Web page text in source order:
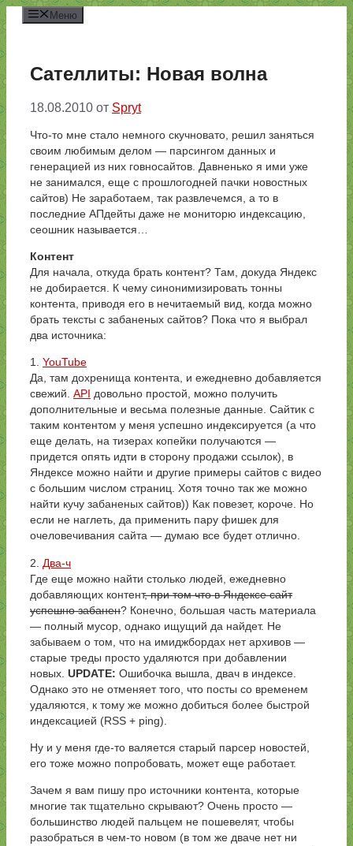
Перейти
к
содержимому
Меню
Сателлиты: Новая волна
18.08.2010 от Spryt
Что-то мне стало немного скучновато, решил заняться
своим любимым делом — парсингом данных и
генерацией из них говносайтов. Давненько я ими уже
не занимался, еще с прошлогодней пачки новостных
сайтов) Не заработаем, так развлечемся, а то в
последние АПдейты даже не мониторю индексацию,
сеошник называется…
Контент
Для начала, откуда брать контент? Там, докуда Яндекс
не добирается. К чему синонимизировать тонны
контента, приводя его в нечитаемый вид, когда можно
брать тексты с забаненых сайтов? Пока что я выбрал
два источника:
1. YouTube
Да, там дохренища контента, и ежедневно добавляется
свежий. API довольно простой, можно получить
дополнительные и весьма полезные данные. Сайтик с
таким контентом у меня успешно индексируется (а что
еще делать, на тизерах копейки получаются —
придется опять идти в сторону продажи ссылок), в
Яндексе можно найти и другие примеры сайтов с видео
с большим числом страниц. Хотя точно так же можно
найти кучу забаненых сайтов)) Как повезет, короче. Но
если не наглеть, да применить пару фишек для
очеловечивания сайта — думаю все будет отлично.
2. Два-ч
Где еще можно найти столько людей, ежедневно
добавляющих контент, при том что в Яндексе сайт
успешно забанен? Конечно, большая часть материала
— полный мусор, однако ищущий да найдет. Не
забываем о том, что на имиджбордах нет архивов —
старые треды просто удаляются при добавлении
новых. UPDATE: Ошибочка вышла, двач в индексе.
Однако это не отменяет того, что посты со временем
удаляются, к тому же можно добиться более быстрой
индексацией (RSS + ping).
Ну и у меня где-то валяется старый парсер новостей,
его тоже можно попробовать, может еще работает.
Зачем я вам пишу про источники контента, которые
многие так тщательно скрывают? Очень просто —
большинство людей пальцем не пошевелят, чтобы
разобраться в чем-то новом (в том же дваче нет ни